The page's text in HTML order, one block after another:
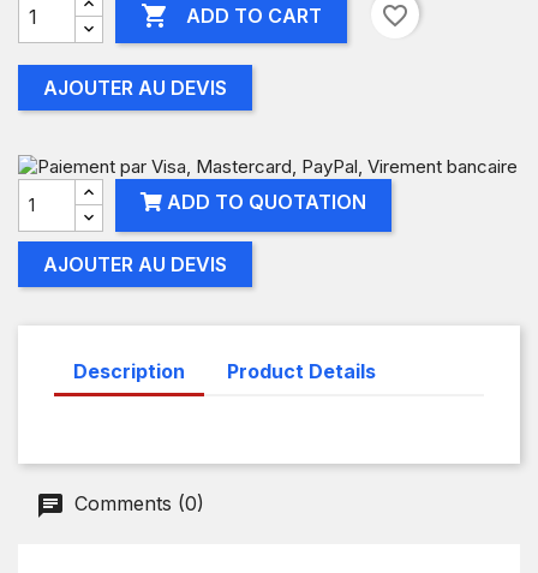
 ADD TO CART favorite_border
AJOUTER AU DEVIS
ADD TO QUOTATION
AJOUTER AU DEVIS
Description Product Details
Comments (0)